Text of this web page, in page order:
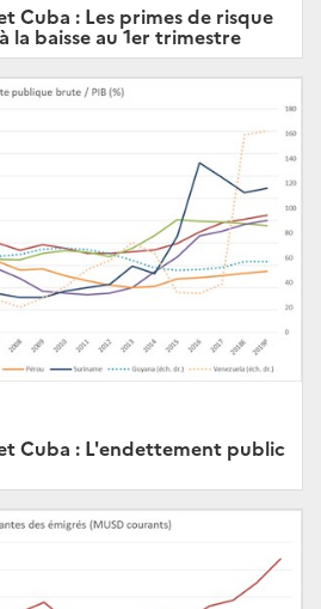
Cuba : Les primes de risque
la baisse au 1er trimestre
Cuba : L'endettement public